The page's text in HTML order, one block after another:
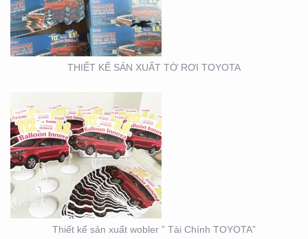
THIẾT KẾ SẢN XUẤT TỜ RƠI TOYOTA
TOYOTA”
Thiết kế sản xuất wobler ” Tài Chính TOYOTA”
THIẾT KẾ THI CÔNG
CỦA HÀNG THỰC PHẨM
AN TOÀN GOOD EARTH
FOOD